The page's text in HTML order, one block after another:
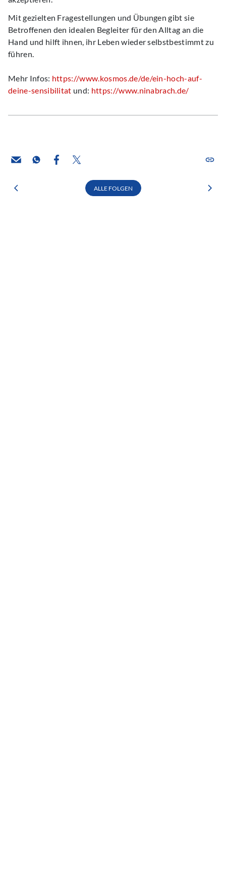
Mit gezielten Fragestellungen und Übungen gibt sie
Betroffenen den idealen Begleiter für den Alltag an die
Hand und hilft ihnen, ihr Leben wieder selbstbestimmt zu
führen.
Mehr Infos: https://www.kosmos.de/de/ein-hoch-auf-
deine-sensibilitat und: https://www.ninabrach.de/
ALLE FOLGEN